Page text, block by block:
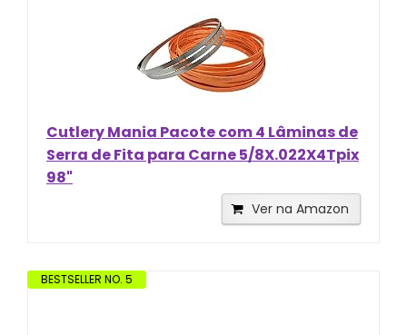
Cutlery Mania Pacote com 4 Lâminas de
Serra de Fita para Carne 5/8X.022X4Tpix
98"
Ver na Amazon
BESTSELLER NO. 5